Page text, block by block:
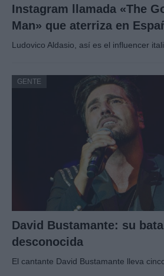
Instagram llamada «The
Man» que aterriza en
Ludovico Aldasio, así es el influencer
GENTE
David Bustamante: su
desconocida
El cantante David Bustamante lleva